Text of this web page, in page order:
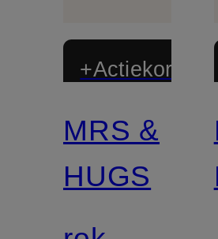
+Actiekorting
MRS &
HUGS